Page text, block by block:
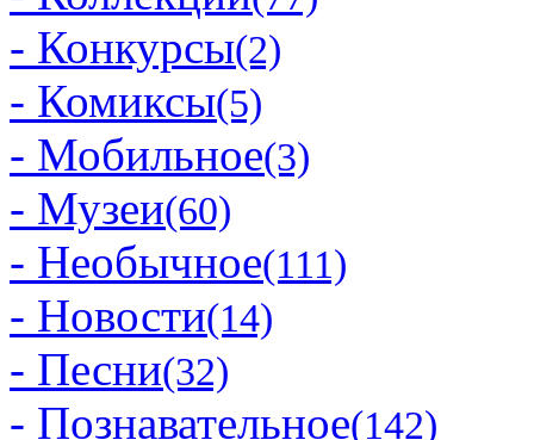
- Конкурсы(2)
- Комиксы(5)
- Мобильное(3)
- Музеи(60)
- Необычное(111)
- Новости(14)
- Песни(32)
- Познавательное(142)